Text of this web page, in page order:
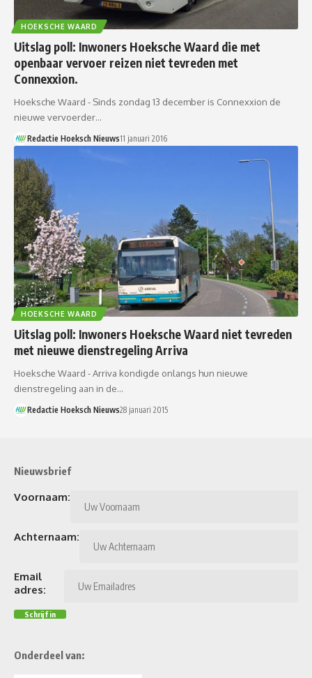
HOEKSCHE WAARD
Uitslag poll: Inwoners Hoeksche Waard die met
openbaar vervoer reizen niet tevreden met
Connexxion.
Hoeksche Waard - Sinds zondag 13 december is Connexxion de
nieuwe vervoerder…
Redactie Hoeksch Nieuws11 januari 2016
HOEKSCHE WAARD
Uitslag poll: Inwoners Hoeksche Waard niet tevreden
met nieuwe dienstregeling Arriva
Hoeksche Waard - Arriva kondigde onlangs hun nieuwe
dienstregeling aan in de…
Redactie Hoeksch Nieuws28 januari 2015
Nieuwsbrief
Voornaam:
Achternaam:
Email
adres:
Onderdeel van: